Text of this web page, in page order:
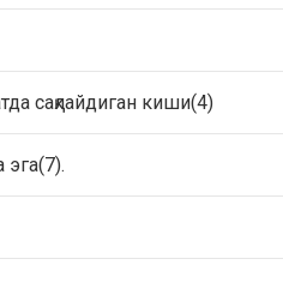
сақлайдиган киши(4)
эга(7).